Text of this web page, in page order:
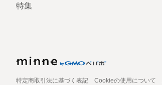
特集
特定商取引法に基づく表記 Cookieの使用について